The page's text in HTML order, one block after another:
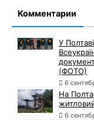
Комментарии
У
(ФОТО)
6
На
6